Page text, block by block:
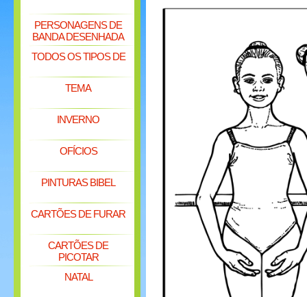
PERSONAGENS DE
BANDA DESENHADA
TODOS OS TIPOS DE
TEMA
INVERNO
OFÍCIOS
PINTURAS BIBEL
CARTÕES DE FURAR
CARTÕES DE
PICOTAR
NATAL